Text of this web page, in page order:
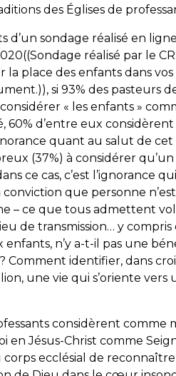
des Églises de
d’un sondage réalisé en
réalisé par le
la place des enfants dans
si 93% des pasteurs
« les enfants »
60% d’entre eux
quant au salut de
(37%) à considérer
ce cas, c’est
que personne n’est
– ce que tous admettent
de transmission… y
n’y a-t-il pas une
Comment identifier, dans
une vie qui s’oriente
considèrent comme
en Jésus-Christ comme
ecclésial de